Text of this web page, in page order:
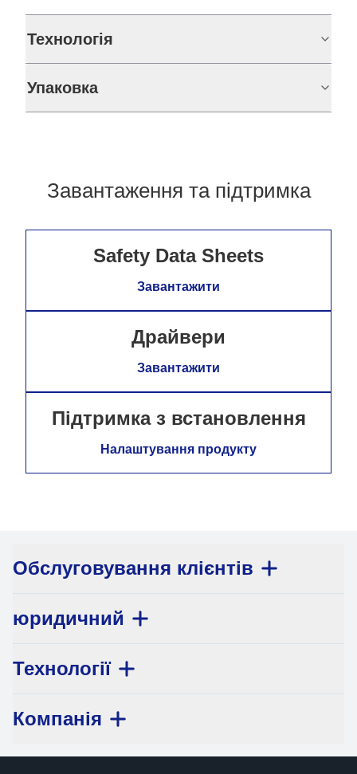
Технологія
Упаковка
Завантаження та підтримка
Safety Data Sheets
Завантажити
Драйвери
Завантажити
Підтримка з встановлення
Налаштування продукту
Обслуговування клієнтів
юридичний
Технології
Компанія